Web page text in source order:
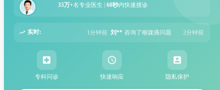
33万+名专业医生 | 60秒内快速接诊
实时:
咨询了喉咙痛问题 2分钟前 李** 咨询了湿疹问题 5分钟前 张** 咨询
专科问诊 快速响应 隐私保护